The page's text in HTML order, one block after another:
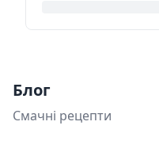
Блог
Смачні рецепти